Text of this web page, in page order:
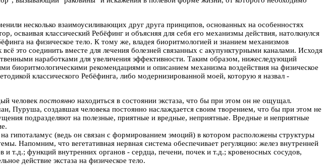
несколько взаимоусиливающих друг друга принципов, основанных на особенностях
осваивая классический Ребёфинг и объясняя для себя его механизмы действия, натолкнулся
на физическое тело. К тому же, владея биоритмологией и знанием механизмов
это соединить вместе для лечения болезней связанных с акупунктурными каналами. Исходя
наработками для увеличения эффективности. Таким образом, нижеследующий
биоритмологическими рекомендациями и описанием механизма воздействия на физическое
классического Ребёфинга, либо модернизированной моей, которую я назвал -
человек постоянно находиться в состоянии экстаза, что бы при этом он не ощущал.
Пуруша, создавшая человека постоянно наслаждается своим творением, что бы при этом не
подразделяют на полезные, приятные и вредные, неприятные. Вредные и неприятные
гипоталамус (ведь он связан с формированием эмоций) в котором расположены структуры
Напомним, что вегетативная нервная система обеспечивает регуляцию: желез внутренней
т.д.; функций внутренних органов - сердца, печени, почек и т.д.; кровеносных сосудов,
действие экстаза на физическое тело.